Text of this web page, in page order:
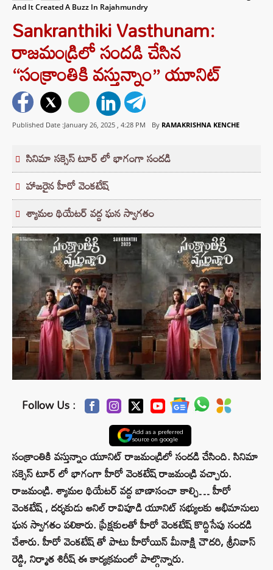
And It Created A Buzz In Rajahmundry
Sankranthiki Vasthunam:
రాజమండ్రిలో సందడి చేసిన
“సంక్రాంతికి వస్తున్నాం” యూనిట్
Published Date :January 26, 2025 , 4:28 PM By RAMAKRISHNA KENCHE
సినిమా సక్సెస్ టూర్ లో భాగంగా సందడి
హాజరైన హీరో వెంకటేష్
శ్యామల థియేటర్ వద్ద ఘన స్వాగతం
Follow Us :
Add as a preferred
source on google
సంక్రాంతికి వస్తున్నాం యూనిట్ రాజమండ్రిలో సందడి చేసింది. సినిమా
సక్సెస్ టూర్ లో భాగంగా హీరో వెంకటేష్ రాజమండ్రి వచ్చారు.
రాజమండ్రి. శ్యామల థియేటర్ వద్ద బాణాసంచా కాల్చి… హీరో
వెంకటేష్ , దర్శకుడు అనిల్ రావిపూడి యూనిట్ సభ్యులకు అభిమానులు
ఘన స్వాగతం పలికారు. ప్రేక్షకులతో హీరో వెంకటేష్ కొద్దిసేపు సందడి
చేశారు. హీరో వెంకటేష్ తో పాటు హీరోయిన్ మీనాక్షి చౌదరి, శ్రీనివాస్
రెడ్డి, నిర్మాత శిరీష్ ఈ కార్యక్రమంలో పాల్గొన్నారు.